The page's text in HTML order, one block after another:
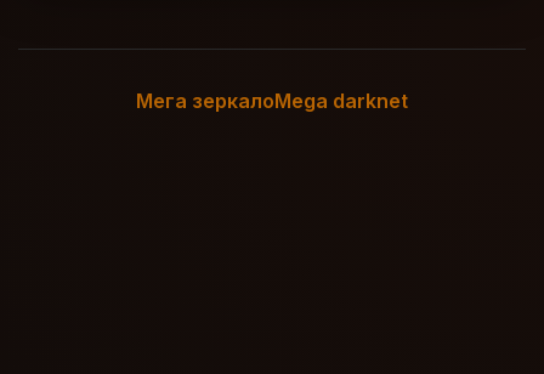
Мега зеркалоMega darknet